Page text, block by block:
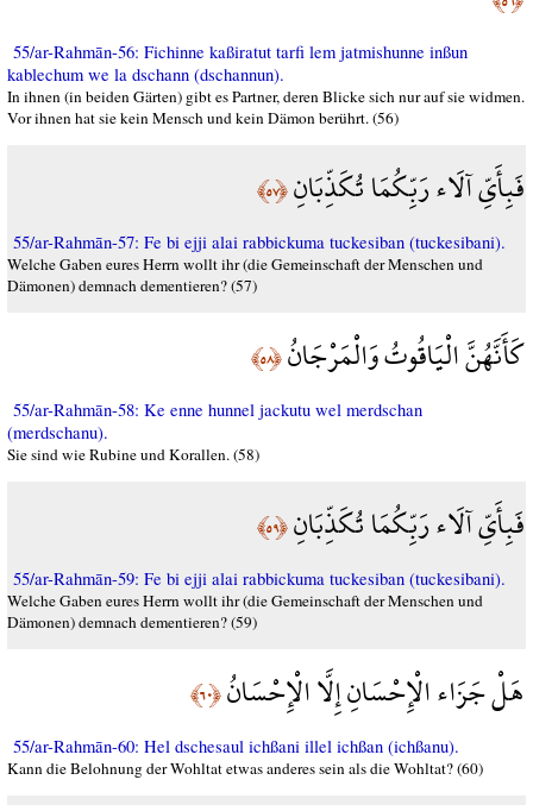
55/ar-Rahmān-56: Fichinne kaßiratut tarfi lem jatmishunne inßun
kablechum we la dschann (dschannun).
In ihnen (in beiden Gärten) gibt es Partner, deren Blicke sich nur auf sie widmen.
Vor ihnen hat sie kein Mensch und kein Dämon berührt. (56)
فَبِأَيِّ آلَاء رَبِّكُمَا تُكَذِّبَانِ﴿٥٧﴾
55/ar-Rahmān-57: Fe bi ejji alai rabbickuma tuckesiban (tuckesibani).
Welche Gaben eures Herrn wollt ihr (die Gemeinschaft der Menschen und
Dämonen) demnach dementieren? (57)
كَأَنَّهُنَّ الْيَاقُوتُ وَالْمَرْجَانُ﴿٥٨﴾
55/ar-Rahmān-58: Ke enne hunnel jackutu wel merdschan
(merdschanu).
Sie sind wie Rubine und Korallen. (58)
فَبِأَيِّ آلَاء رَبِّكُمَا تُكَذِّبَانِ﴿٥٩﴾
55/ar-Rahmān-59: Fe bi ejji alai rabbickuma tuckesiban (tuckesibani).
Welche Gaben eures Herrn wollt ihr (die Gemeinschaft der Menschen und
Dämonen) demnach dementieren? (59)
هَلْ جَزَاء الْإِحْسَانِ إِلَّا الْإِحْسَانُ﴿٦٠﴾
55/ar-Rahmān-60: Hel dschesaul ichßani illel ichßan (ichßanu).
Kann die Belohnung der Wohltat etwas anderes sein als die Wohltat? (60)